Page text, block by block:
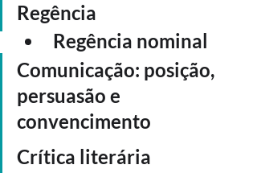
Regência
Regência nominal
Comunicação: posição,
persuasão e
convencimento
Crítica literária